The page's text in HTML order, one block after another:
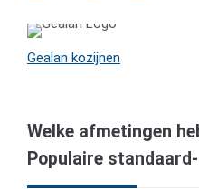
Gealan kozijnen
Welke afmetingen
Populaire